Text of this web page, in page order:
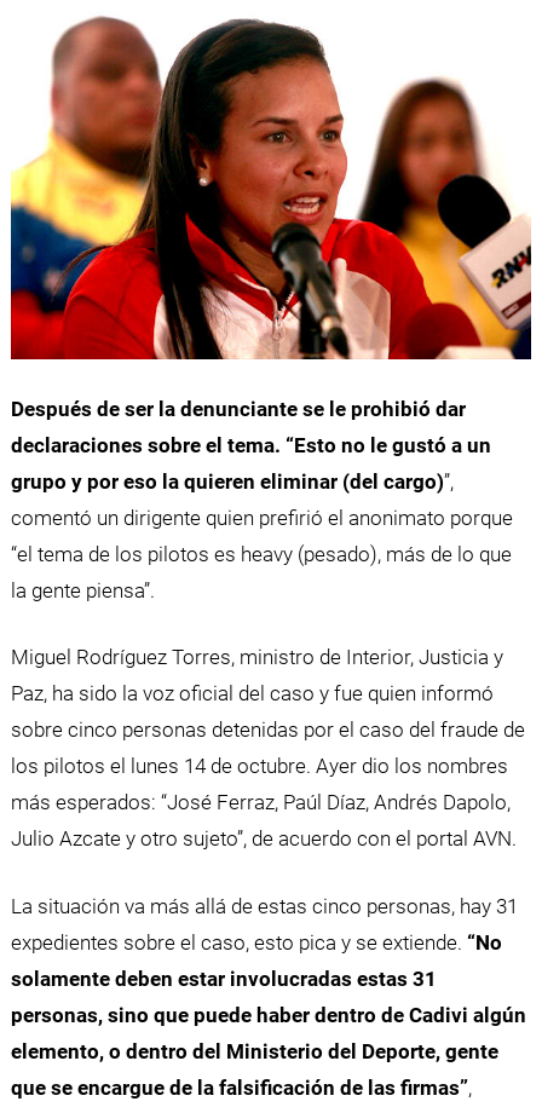
Después de ser la denunciante se le prohibió dar
declaraciones sobre el tema. “Esto no le gustó a un
grupo y por eso la quieren eliminar (del cargo)”,
comentó un dirigente quien prefirió el anonimato porque
“el tema de los pilotos es heavy (pesado), más de lo que
la gente piensa”.
Miguel Rodríguez Torres, ministro de Interior, Justicia y
Paz, ha sido la voz oficial del caso y fue quien informó
sobre cinco personas detenidas por el caso del fraude de
los pilotos el lunes 14 de octubre. Ayer dio los nombres
más esperados: “José Ferraz, Paúl Díaz, Andrés Dapolo,
Julio Azcate y otro sujeto”, de acuerdo con el portal AVN.
La situación va más allá de estas cinco personas, hay 31
expedientes sobre el caso, esto pica y se extiende. “No
solamente deben estar involucradas estas 31
personas, sino que puede haber dentro de Cadivi algún
elemento, o dentro del Ministerio del Deporte, gente
que se encargue de la falsificación de las firmas”,